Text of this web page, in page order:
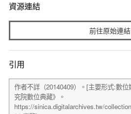
資源連結
前往原始連結
引用